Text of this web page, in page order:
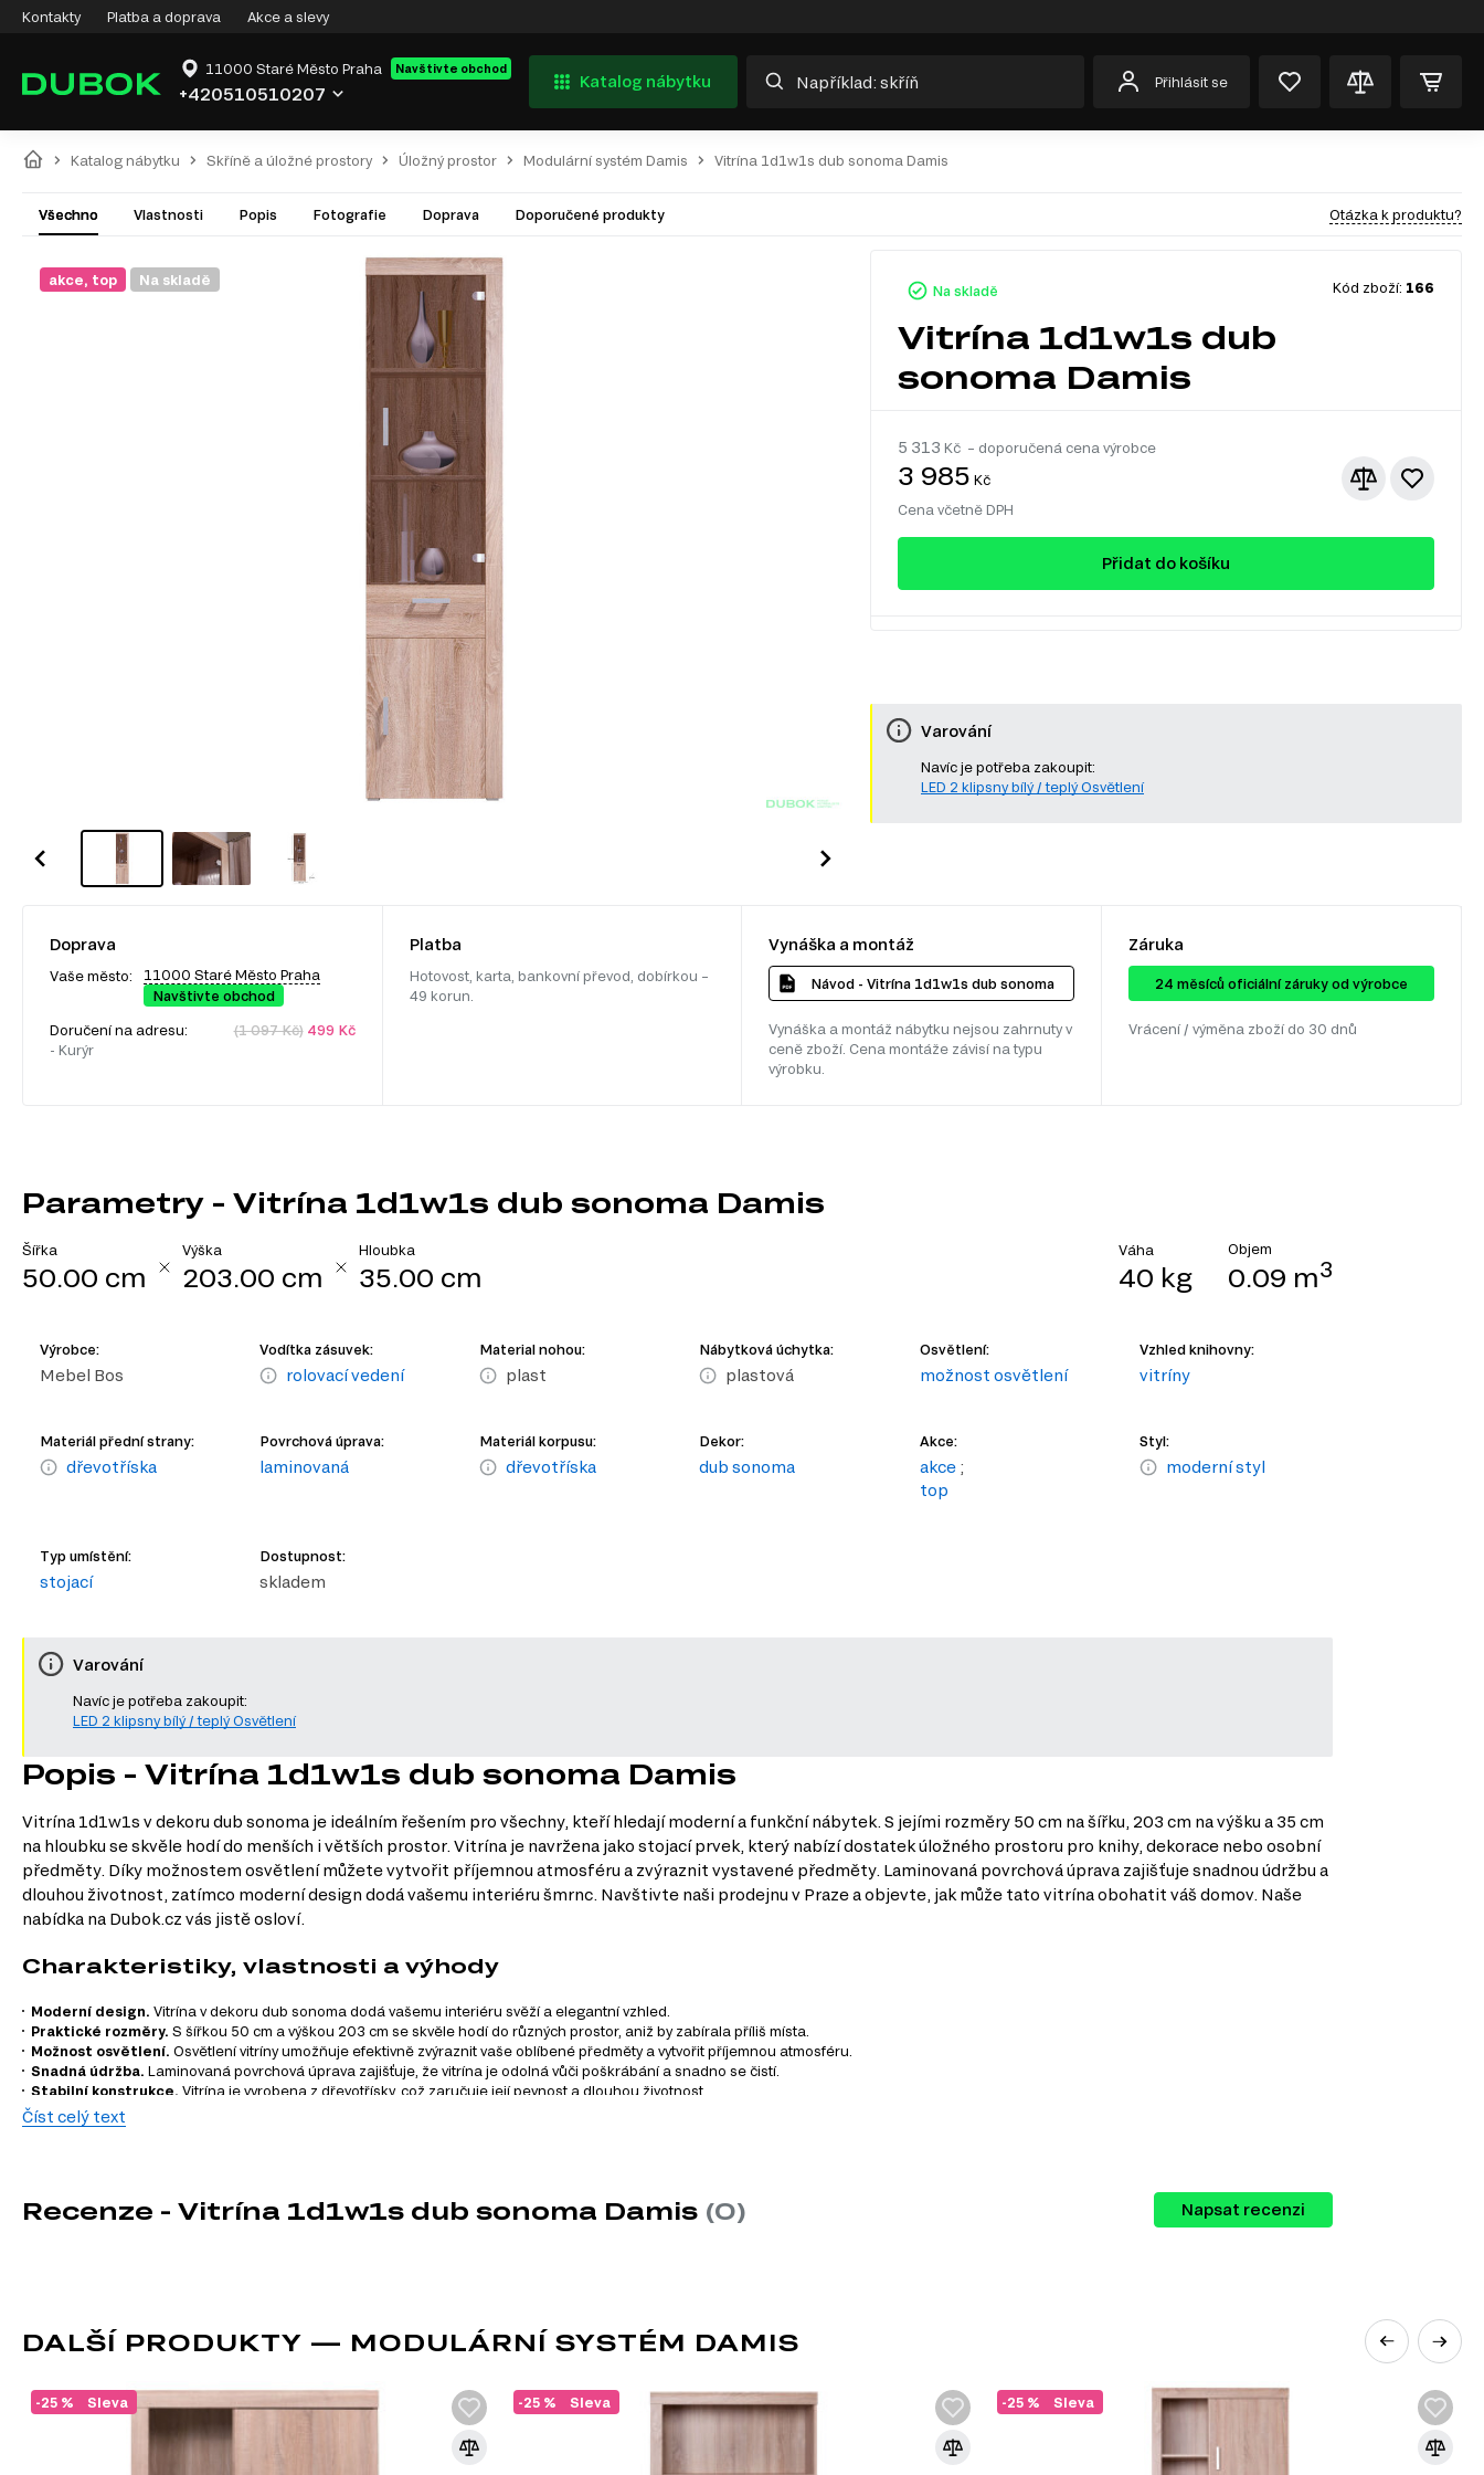
Kontakty Platba a doprava Akce a slevy
11000 Staré Město Praha Navštivte obchod
+420510510207
Katalog nábytku Přihlásit se
Katalog nábytku Skříně a úložné prostory Úložný prostor Modulární systém Damis Vitrína 1d1w1s dub sonoma Damis
Všechno Vlastnosti Popis Fotografie Doprava Doporučené produkty Otázka k produktu?
akce, top Na skladě
Na skladě Kód zboží: 166
Vitrína 1d1w1s dub
sonoma Damis
5 313 Kč – doporučená cena výrobce
3 985 Kč
Cena včetně DPH
Přidat do košíku
Varování
Navíc je potřeba zakoupit:
LED 2 klipsny bílý / teplý Osvětlení
Doprava
Vaše město:
11000 Staré Město Praha
Navštivte obchod
Doručení na adresu:
- Kurýr
(1 097 Kč)499 Kč
Platba
Hotovost, karta, bankovní převod, dobírkou –
49 korun.
Vynáška a montáž
Návod - Vitrína 1d1w1s dub sonoma
Vynáška a montáž nábytku nejsou zahrnuty v
ceně zboží. Cena montáže závisí na typu
výrobku.
Záruka
24 ​​​​měsíců oficiální záruky od výrobce
Vrácení / výměna zboží do 30 dnů
Parametry - Vitrína 1d1w1s dub sonoma Damis
Šířka
50.00 cm
Výška
203.00 cm
Hloubka
35.00 cm
Váha
40 kg
Objem
0.09 m3
Výrobce:
Mebel Bos
Vodítka zásuvek:
rolovací vedení
Material nohou:
plast
Nábytková úchytka:
plastová
Osvětlení:
možnost osvětlení
Vzhled knihovny:
vitríny
Materiál přední strany:
dřevotříska
Povrchová úprava:
laminovaná
Materiál korpusu:
dřevotříska
Dekor:
dub sonoma
Akce:
akce;
top
Styl:
moderní styl
Typ umístění:
stojací
Dostupnost:
skladem
Varování
Navíc je potřeba zakoupit:
LED 2 klipsny bílý / teplý Osvětlení
Popis - Vitrína 1d1w1s dub sonoma Damis
Vitrína 1d1w1s v dekoru dub sonoma je ideálním řešením pro všechny, kteří hledají moderní a funkční nábytek. S jejími rozměry 50 cm na šířku, 203 cm na výšku a 35 cm
na hloubku se skvěle hodí do menších i větších prostor. Vitrína je navržena jako stojací prvek, který nabízí dostatek úložného prostoru pro knihy, dekorace nebo osobní
předměty. Díky možnostem osvětlení můžete vytvořit příjemnou atmosféru a zvýraznit vystavené předměty. Laminovaná povrchová úprava zajišťuje snadnou údržbu a
dlouhou životnost, zatímco moderní design dodá vašemu interiéru šmrnc. Navštivte naši prodejnu v Praze a objevte, jak může tato vitrína obohatit váš domov. Naše
nabídka na Dubok.cz vás jistě osloví.
Charakteristiky, vlastnosti a výhody
Moderní design. Vitrína v dekoru dub sonoma dodá vašemu interiéru svěží a elegantní vzhled.
Praktické rozměry. S šířkou 50 cm a výškou 203 cm se skvěle hodí do různých prostor, aniž by zabírala příliš místa.
Možnost osvětlení. Osvětlení vitríny umožňuje efektivně zvýraznit vaše oblíbené předměty a vytvořit příjemnou atmosféru.
Snadná údržba. Laminovaná povrchová úprava zajišťuje, že vitrína je odolná vůči poškrábání a snadno se čistí.
Stabilní konstrukce. Vitrína je vyrobena z dřevotřísky, což zaručuje její pevnost a dlouhou životnost.
Praktické rolovací vedení zásuvek.
Vitrína 1d1w1s je součástí modulového systému Damis, který se skládá z 13 produktů. Tento systém zahrnuje různé kategorie nábytku, které vám umožní vytvořit
harmonický a funkční interiér. Můžete si vybrat z následujících kategorií:
Úložný prostor
Nástěnné police a skříňky
ROLOVACÍ VEDENÍ
Kolejničkové vedení jsou speciální mechanismy, které zajišťují plynulý a spolehlivý
pohyb nábytkových prvků, jako jsou zásuvky, vysouvací police nebo podstavce. Pracují
Číst celý text
Recenze - Vitrína 1d1w1s dub sonoma Damis (0) Napsat recenzi
DALŠÍ PRODUKTY — MODULÁRNÍ SYSTÉM DAMIS
Sleva
-25 % Sleva
-25 % Sleva
-25 %